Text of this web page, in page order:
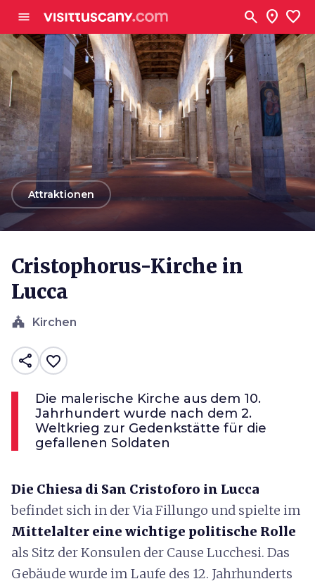
menu search location_on favorite
arrow_backAttraktionen
Cristophorus-Kirche in
Lucca
church Kirchen
share favorite_border
Die malerische Kirche aus dem 10.
Jahrhundert wurde nach dem 2.
Weltkrieg zur Gedenkstätte für die
gefallenen Soldaten
Die Chiesa di San Cristoforo in Lucca
befindet sich in der Via Fillungo und spielte im
Mittelalter eine wichtige politische Rolle
als Sitz der Konsulen der Cause Lucchesi. Das
Gebäude wurde im Laufe des 12. Jahrhunderts